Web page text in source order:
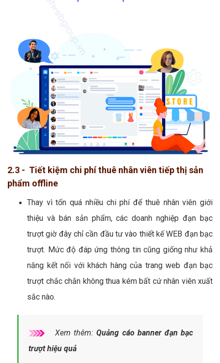
2.3 - Tiết kiệm chi phí thuê nhân viên tiếp thị sản
phẩm offline
Thay vì tốn quá nhiều chi phí để thuê nhân viên giới
thiệu và bán sản phẩm, các doanh nghiệp đạn bạc
trượt giờ đây chỉ cần đầu tư vào thiết kế WEB đạn bạc
trượt. Mức độ đáp ứng thông tin cũng giống như khả
năng kết nối với khách hàng của trang web đạn bạc
trượt chắc chắn không thua kém bất cứ nhân viên xuất
sắc nào.
Xem thêm:Quảng cáo banner đạn bạc
trượt hiệu quả